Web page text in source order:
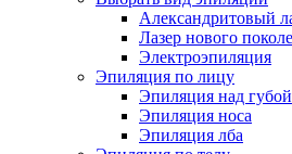
Александритовый
Лазер нового
Электроэпиляция
Эпиляция по лицу
Эпиляция над губой
Эпиляция носа
Эпиляция лба